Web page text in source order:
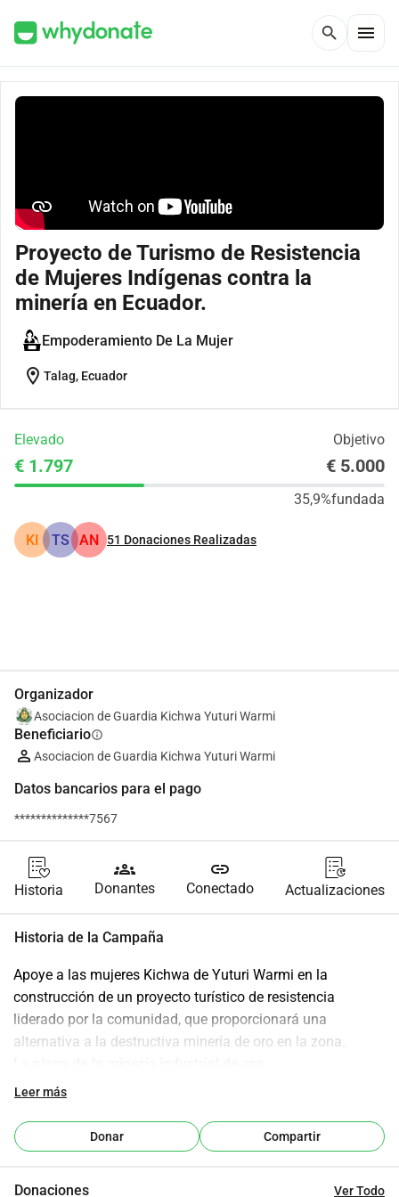
search menu
Proyecto de Turismo de Resistencia
de Mujeres Indígenas contra la
minería en Ecuador.
Empoderamiento De La Mujer
location_on Talag, Ecuador
Elevado Objetivo
€ 1.797 € 5.000
35,9%fundada
KI TS AN 51 Donaciones Realizadas
Organizador
Asociacion de Guardia Kichwa Yuturi Warmi
Beneficiarioinfo
Asociacion de Guardia Kichwa Yuturi Warmi
Datos bancarios para el pago
**************7567
Historia
groups
Donantes
link
Conectado Actualizaciones
Historia de la Campaña
Apoye a las mujeres Kichwa de Yuturi Warmi en la
construcción de un proyecto turístico de resistencia
liderado por la comunidad, que proporcionará una
alternativa a la destructiva minería de oro en la zona.
En los últimos años, la Amazonía ecuatoriana ha sido cada
ilegal como "legal". Sin embargo, incluso las minas
administradas por empresas reconocidas son
Leer más
Donar Compartir
Donaciones Ver Todo